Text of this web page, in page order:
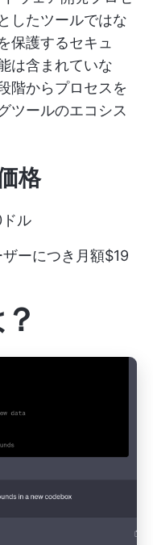
したツールではな
保護するセキュ
は含まれていな
階からプロセスを
ツールのエコシス
格
ドル
ザーにつき月額$19